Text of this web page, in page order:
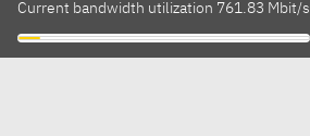
Current bandwidth utilization 761.83 Mbit/s